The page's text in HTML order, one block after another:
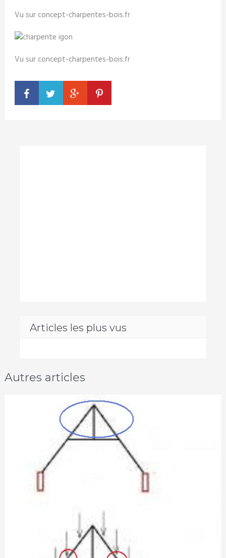
Vu sur concept-charpentes-bois.fr
Vu sur concept-charpentes-bois.fr
Articles les plus vus
Autres articles